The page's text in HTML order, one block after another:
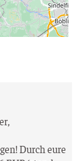
Durch eure